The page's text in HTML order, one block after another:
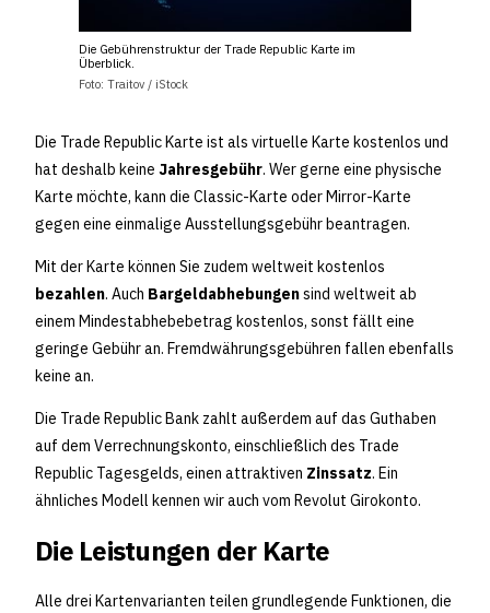
Die Gebührenstruktur der Trade Republic Karte im
Überblick.
Foto: Traitov / iStock
Die Trade Republic Karte ist als virtuelle Karte kostenlos und
hat deshalb keine Jahresgebühr. Wer gerne eine physische
Karte möchte, kann die Classic-Karte oder Mirror-Karte
gegen eine einmalige Ausstellungsgebühr beantragen.
Mit der Karte können Sie zudem weltweit kostenlos
bezahlen. Auch Bargeldabhebungensind weltweit ab
einem Mindestabhebebetrag kostenlos, sonst fällt eine
geringe Gebühr an. Fremdwährungsgebühren fallen ebenfalls
keine an.
Die Trade Republic Bank zahlt außerdem auf das Guthaben
auf dem Verrechnungskonto, einschließlich des Trade
Republic Tagesgelds, einen attraktiven Zinssatz. Ein
ähnliches Modell kennen wir auch vom Revolut Girokonto.
Die Leistungen der Karte
Alle drei Kartenvarianten teilen grundlegende Funktionen, die